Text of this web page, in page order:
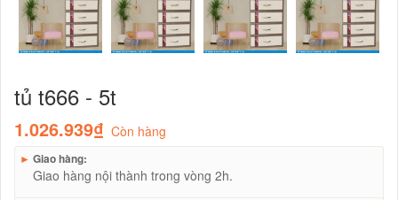
tủ t666 - 5t
1.026.939₫ Còn hàng
► Giao hàng:
Giao hàng nội thành trong vòng 2h.